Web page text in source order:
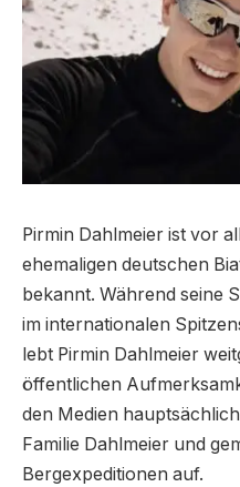
Pirmin Dahlmeier ist vor
ehemaligen deutschen
bekannt. Während seine
im internationalen
lebt Pirmin Dahlmeier
öffentlichen
den Medien
Familie Dahlmeier und
Bergexpeditionen auf.